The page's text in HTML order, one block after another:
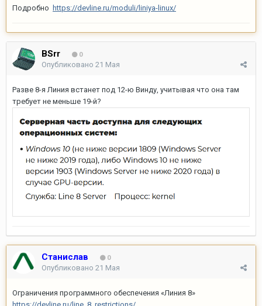
Подробно https://devline.ru/moduli/liniya-linux/
BSrr 0
Опубликовано 21 Мая
Разве 8-я Линия встанет под 12-ю Винду, учитывая что она там
требует не меньше 19-й?
Станислав 0
Опубликовано 21 Мая
Ограничения программного обеспечения «Линия 8»